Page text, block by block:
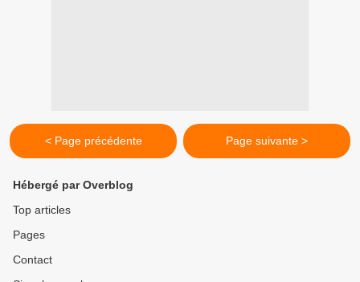
< Page précédente Page suivante >
Hébergé par Overblog
Top articles
Pages
Contact